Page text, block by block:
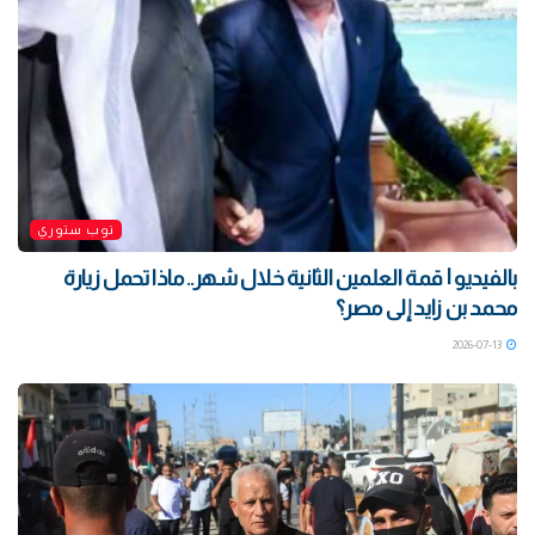
توب ستوري
بالفيديو | قمة العلمين الثانية خلال شهر.. ماذا تحمل زيارة
محمد بن زايد إلى مصر؟